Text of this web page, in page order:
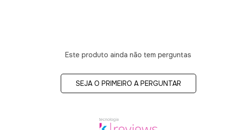
Este produto ainda não tem perguntas
SEJA O PRIMEIRO A PERGUNTAR